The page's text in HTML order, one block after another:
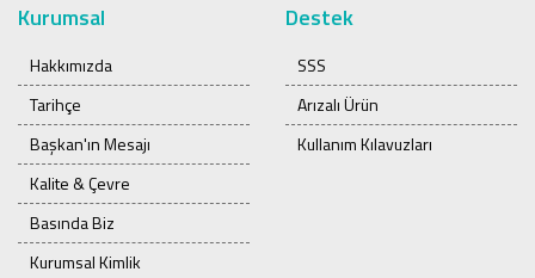
Kurumsal
Hakkımızda
Tarihçe
Başkan'ın Mesajı
Kalite & Çevre
Basında Biz
Kurumsal Kimlik
Destek
SSS
Arızalı Ürün
Kullanım Kılavuzları